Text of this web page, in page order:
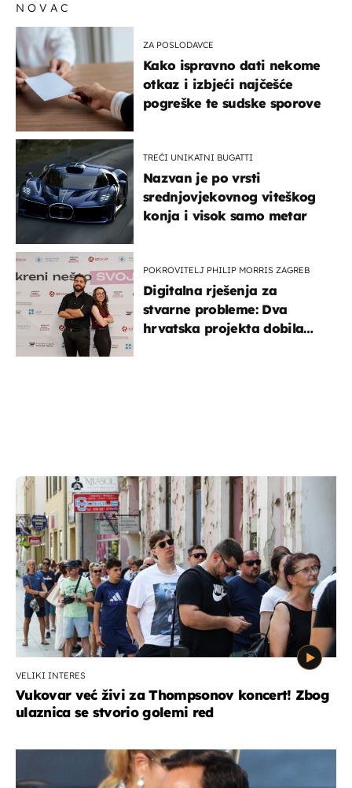
NOVAC
ZA POSLODAVCE
Kako ispravno dati nekome
otkaz i izbjeći najčešće
pogreške te sudske sporove
TREĆI UNIKATNI BUGATTI
Nazvan je po vrsti
srednjovjekovnog viteškog
konja i visok samo metar
POKROVITELJ PHILIP MORRIS ZAGREB
Digitalna rješenja za
stvarne probleme: Dva
hrvatska projekta dobila
VELIKI INTERES
Vukovar već živi za Thompsonov koncert! Zbog
ulaznica se stvorio golemi red